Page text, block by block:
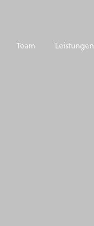
Team Leistungen